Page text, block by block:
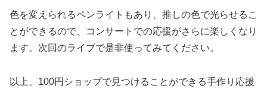
色を変えられるペンライトもあり、推しの色で光らせるこ
とができるので、コンサートでの応援がさらに楽しくなり
ます。次回のライブで是非使ってみてください。
以上、100円ショップで見つけることができる手作り応援